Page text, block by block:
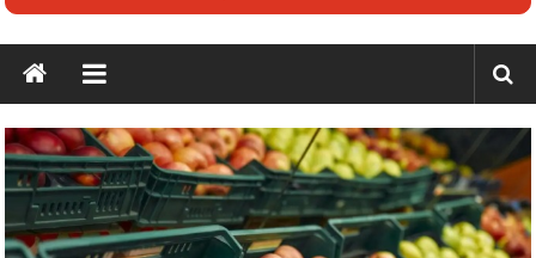
•
ενημέρωση